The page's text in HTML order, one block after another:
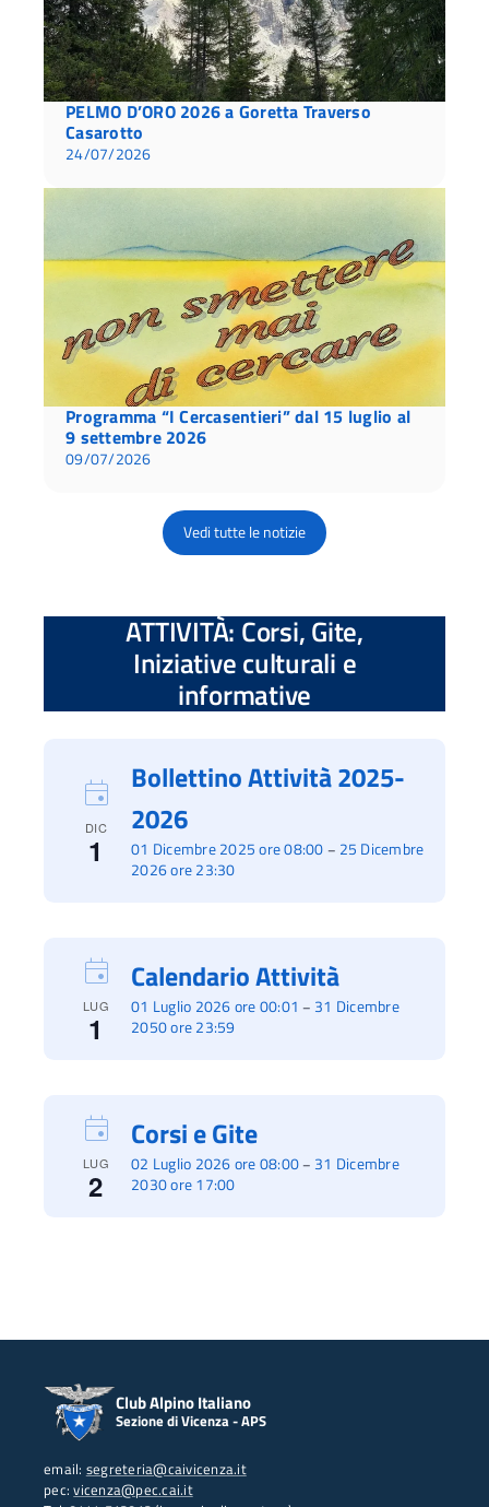
PELMO D’ORO 2026 a Goretta Traverso
Casarotto
24/07/2026
Programma “I Cercasentieri” dal 15 luglio al
9 settembre 2026
09/07/2026
Vedi tutte le notizie
ATTIVITÀ: Corsi, Gite,
Iniziative culturali e
informative
DIC
1 01 Dicembre 2025 ore 08:00 – 25 Dicembre
2026 ore 23:30
Bollettino Attività 2025-
2026
LUG
1
01 Luglio 2026 ore 00:01 – 31 Dicembre
2050 ore 23:59
Calendario Attività
LUG
2
02 Luglio 2026 ore 08:00– 31 Dicembre
2030 ore 17:00
Corsi e Gite
Club Alpino Italiano
Sezione di Vicenza - APS
email: segreteria@caivicenza.it
pec:vicenza@pec.cai.it